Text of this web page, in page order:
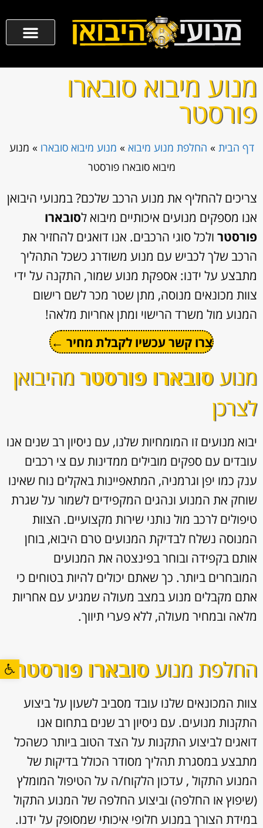
פתח
מנוע מיבוא סובארו
פורסטר
דף הבית » החלפת מנוע מיבוא » מנוע מיבוא סובארו » מנוע
מיבוא סובארו פורסטר
צריכים להחליף את מנוע הרכב שלכם? במנועי היבואן
אנו מספקים מנועים איכותיים מיבוא לסובארו
פורסטר ולכל סוגי הרכבים. אנו דואגים להחזיר את
הרכב שלך לכביש עם מנוע משודרג כשכל התהליך
מתבצע על ידנו: אספקת מנוע שמור, התקנה על ידי
צוות מכונאים מנוסה, מתן שטר מכר לשם רישום
המנוע מול משרד הרישוי ומתן אחריות מלאה!
צרו קשר עכשיו לקבלת מחיר ←
מנוע סובארו פורסטרמהיבואן
לצרכן
יבוא מנועים זו המומחיות שלנו, עם ניסיון רב שנים אנו
עובדים עם ספקים מובילים ממדינות עם צי רכבים
ענק כמו יפן וגרמניה, המתאפיינות באקלים נוח שאינו
שוחק את המנוע ונהגים המקפידים לשמור על שגרת
טיפולים לרכב מול נותני שירות מקצועיים. הצוות
המנוסה נשלח לבדיקת המנועים טרם היבוא, בוחן
אותם בקפידה ובוחר בפינצטה את המנועים
המובחרים ביותר. כך שאתם יכולים להיות בטוחים כי
אתם מקבלים מנוע במצב מעולה שמגיע עם אחריות
מלאה ובמחיר מעולה, ללא פערי תיווך.
החלפת מנוע סובארו פורסטר
צוות המכונאים שלנו עובד מסביב לשעון על ביצוע
התקנות מנועים. עם ניסיון רב שנים בתחום אנו
דואגים לביצוע התקנות על הצד הטוב ביותר כשהכל
מתבצע במסגרת תהליך מסודר הכולל בדיקות של
המנוע התקול , עדכון הלקוח/ה על הטיפול המומלץ
(שיפוץ או החלפה) וביצוע החלפה של המנוע התקול
במידת הצורך במנוע חלופי איכותי שמסופק על ידנו.